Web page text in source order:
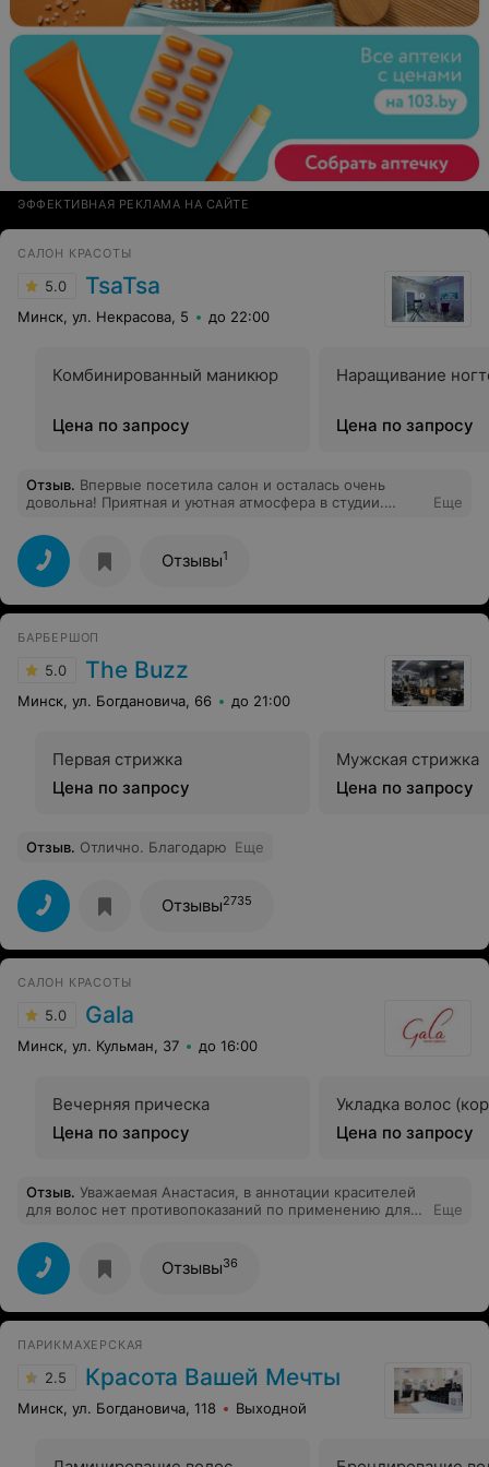
ЭФФЕКТИВНАЯ РЕКЛАМА НА САЙТЕ
САЛОН КРАСОТЫ
5.0 TsaTsa
Минск, ул. Некрасова, 5 до 22:00
Комбинированный маникюр
Цена по запросу
Наращивание
Цена по запросу
Отзыв. Впервые посетила салон и осталась очень
довольна! Приятная и уютная атмосфера в студии.
долговременным покрытием. Спасибо, вернусь ещё!
Еще
Отзывы1
БАРБЕРШОП
5.0 The Buzz
Минск, ул. Богдановича, 66 до 21:00
Первая стрижка
Цена по запросу
Мужская стрижка
Цена по запросу
Отзыв. Отлично. Благодарю Еще
Отзывы2735
САЛОН КРАСОТЫ
5.0 Gala
Минск, ул. Кульман, 37 до 16:00
Вечерняя прическа
Цена по запросу
Укладка волос
Цена по запросу
Отзыв. Уважаемая Анастасия, в аннотации красителей
для волос нет противопоказаний по применению для
возможна аллергическая реакция организма.Поэтому
необходимо заранее делать пробу. Если у Вас есть
сомнения ,то пожалуйста, обратитесь за консультацией
к своему врачу-гинекологу по поводу применения
химических красителей. С уважением, салон красоты
Еще
Отзывы36
ПАРИКМАХЕРСКАЯ
2.5 Красота Вашей Мечты
Минск, ул. Богдановича, 118 Выходной